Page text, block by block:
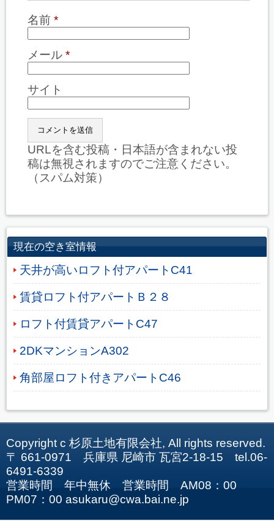
名前 *
メール *
サイト
URLを含む投稿・日本語が含まれない投
稿は無視されますのでご注意ください。
（スパム対策）
現在の空き室情報
天井が高いロフト付アパートC41
賃貸ロフト付アパートＢ２８
ロフト付賃貸アパートC47
2DKマンションA302
角部屋ロフト付きアパートC46
Copyright c 杉原土地有限会社, All rights reserved.
〒 661-0971 兵庫県 尼崎市 瓦宮2-18-15 tel.06-
6491-6339
営業時間 年中無休 営業時間 AM08：00
PM07：00 asukaru@cwa.bai.ne.jp